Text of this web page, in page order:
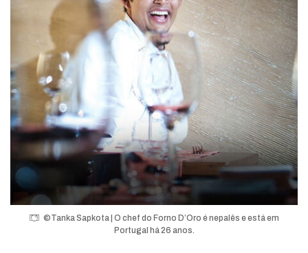
©Tanka Sapkota | O chef do Forno D’Oro é nepalês e está em
Portugal há 26 anos.